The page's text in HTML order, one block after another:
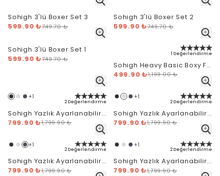
Sohigh 3'lü Boxer Set 3
599.90 ₺749.70 ₺
Sohigh 3'lü Boxer Set 2
599.90 ₺749.70 ₺
Sohigh 3'lü Boxer Set 1
599.90 ₺749.70 ₺
1 Değerlendirme
Sohigh Heavy Basic Boxy Fit
T-Shirt - Siyah
499.90 ₺1,199.00 ₺
+1
2 Değerlendirme
Sohigh Yazlık Ayarlanabilir
Paça Baggy Eşofman Altı -
799.90 ₺1,799.90 ₺
+1
2 Değerlendirme
Sohigh Yazlık Ayarlanabilir
Paça Baggy Eşofman Altı -
799.90 ₺1,799.90 ₺
+1
2 Değerlendirme
Sohigh Yazlık Ayarlanabilir
Paça Baggy Eşofman Altı -
799.90 ₺1,799.90 ₺
+1
2 Değerlendirme
Sohigh Yazlık Ayarlanabilir
Paça Baggy Eşofman Altı -
799.90 ₺1,799.90 ₺